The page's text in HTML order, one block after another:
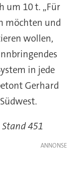
um 10 t. „Für
möchten und
wollen,
in jede
Gerhard
451